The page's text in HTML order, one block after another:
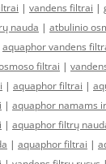
| vandens filtrai |
nauda | atbulinio
aquaphor vandens
filtrai |
| aquaphor filtrai |
| aquaphor namams
| aquaphor filtrų
| aquaphor filtrai |